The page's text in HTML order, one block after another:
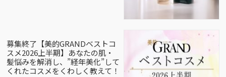
募集終了【美的GRANDベストコ
スメ2026上半期】あなたの肌・
髪悩みを解消し、”経年美化”して
くれたコスメをくわしく教えて！